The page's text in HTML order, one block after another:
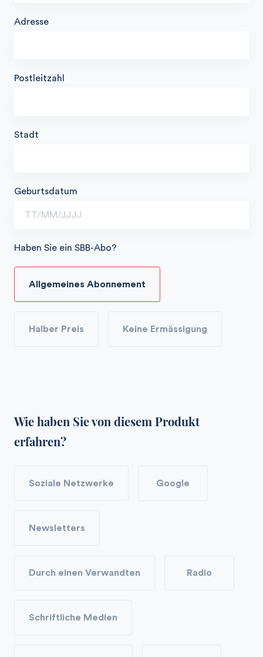
Adresse
Postleitzahl
Stadt
Geburtsdatum
Haben Sie ein SBB-Abo?
Allgemeines Abonnement
Halber Preis Keine Ermässigung
Wie haben Sie von diesem Produkt
erfahren?
Soziale Netzwerke Google
Newsletters
Durch einen Verwandten Radio
Schriftliche Medien